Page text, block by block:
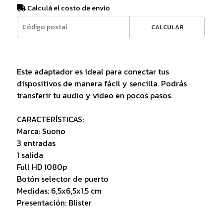
Calculá el costo de envío
CALCULAR
Este adaptador es ideal para conectar tus
dispositivos de manera fácil y sencilla. Podrás
transferir tu audio y video en pocos pasos.
CARACTERÍSTICAS:
Marca: Suono
3 entradas
1 salida
Full HD 1080p
Botón selector de puerto
Medidas: 6,5x6,5x1,5 cm
Presentación: Blister